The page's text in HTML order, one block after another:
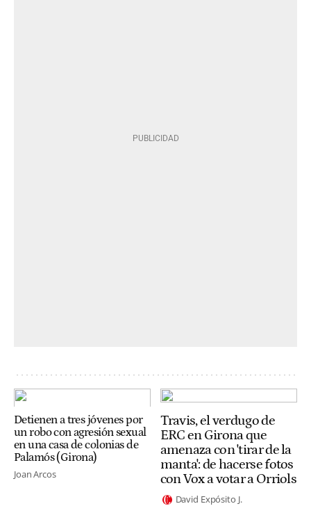
Detienen a tres jóvenes por
un robo con agresión sexual
en una casa de colonias de
Palamós (Girona)
Joan Arcos
Travis, el verdugo de
ERC en Girona que
amenaza con 'tirar de la
manta': de hacerse fotos
con Vox a votar a Orriols
David Expósito J.